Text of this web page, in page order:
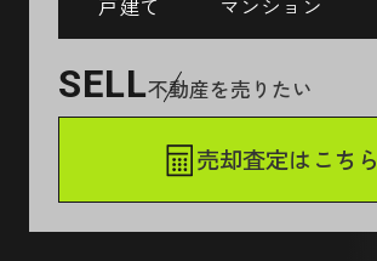
戸建て マンション
SELL不動産を売りたい
売却査定はこちら